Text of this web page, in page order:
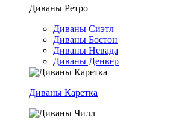
Диваны Ретро
Диваны Сиэтл
Диваны Бостон
Диваны Невада
Диваны Денвер
Диваны Каретка